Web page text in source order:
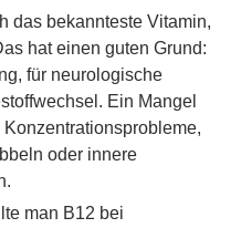
das bekannteste Vitamin,
hat einen guten Grund:
für neurologische
Ein Mangel
oder innere
man B12 bei